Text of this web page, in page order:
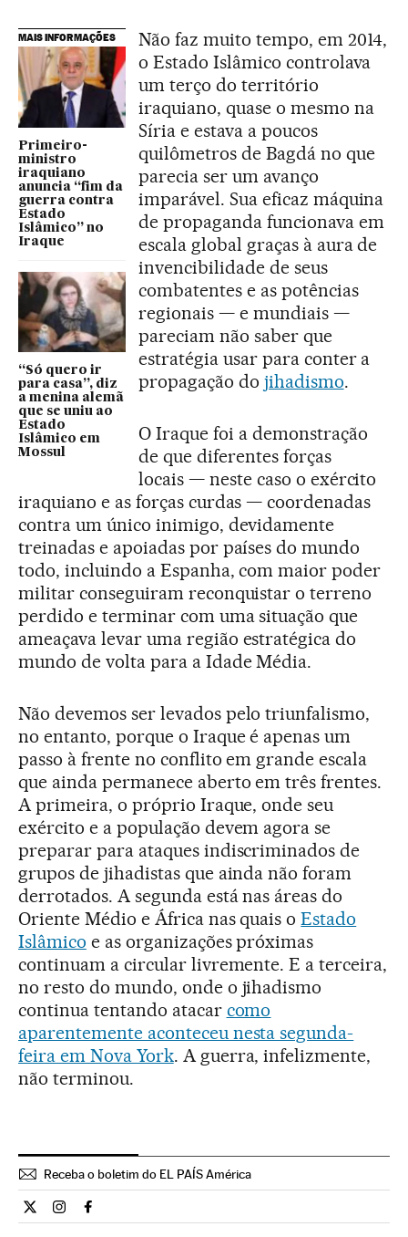
MAIS INFORMAÇÕES
Primeiro-
ministro
iraquiano
anuncia “fim da
guerra contra
Estado
Islâmico” no
Iraque
“Só quero ir
para casa”, diz
a menina alemã
que se uniu ao
Estado
Islâmico em
Mossul
Não faz muito tempo, em 2014,
o Estado Islâmico controlava
um terço do território
iraquiano, quase o mesmo na
Síria e estava a poucos
quilômetros de Bagdá no que
parecia ser um avanço
imparável. Sua eficaz máquina
de propaganda funcionava em
escala global graças à aura de
invencibilidade de seus
combatentes e as potências
regionais — e mundiais —
pareciam não saber que
estratégia usar para conter a
propagação do jihadismo.
O Iraque foi a demonstração
de que diferentes forças
locais — neste caso o exército
iraquiano e as forças curdas — coordenadas
contra um único inimigo, devidamente
treinadas e apoiadas por países do mundo
todo, incluindo a Espanha, com maior poder
militar conseguiram reconquistar o terreno
perdido e terminar com uma situação que
ameaçava levar uma região estratégica do
mundo de volta para a Idade Média.
Não devemos ser levados pelo triunfalismo,
no entanto, porque o Iraque é apenas um
passo à frente no conflito em grande escala
que ainda permanece aberto em três frentes.
A primeira, o próprio Iraque, onde seu
exército e a população devem agora se
preparar para ataques indiscriminados de
grupos de jihadistas que ainda não foram
derrotados. A segunda está nas áreas do
Oriente Médio e África nas quais oEstado
Islâmico e as organizações próximas
continuam a circular livremente. E a terceira,
no resto do mundo, onde o jihadismo
continua tentando atacar como
aparentemente aconteceu nesta segunda-
feira em Nova York. A guerra, infelizmente,
não terminou.
Receba o boletim do EL PAÍS América
Opiniao El País Brasil en Twitter
Opiniao El País Brasil en Instagram
Opiniao El País Brasil en Facebook